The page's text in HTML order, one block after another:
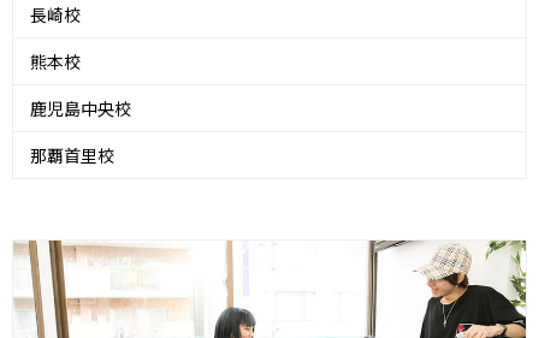
長崎校
熊本校
鹿児島中央校
那覇首里校